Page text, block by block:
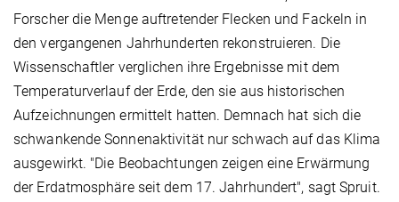
Forscher die Menge auftretender Flecken und Fackeln in
den vergangenen Jahrhunderten rekonstruieren. Die
Wissenschaftler verglichen ihre Ergebnisse mit dem
Temperaturverlauf der Erde, den sie aus historischen
Aufzeichnungen ermittelt hatten. Demnach hat sich die
schwankende Sonnenaktivität nur schwach auf das Klima
ausgewirkt. "Die Beobachtungen zeigen eine Erwärmung
der Erdatmosphäre seit dem 17. Jahrhundert", sagt Spruit.